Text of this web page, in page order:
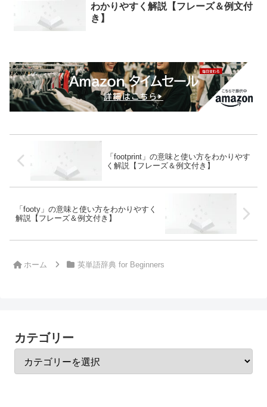
わかりやすく解説【フレーズ＆例文付
き】
「footprint」の意味と使い方をわかりやす
く解説【フレーズ＆例文付き】
「footy」の意味と使い方をわかりやすく
解説【フレーズ＆例文付き】
ホーム 英単語辞典 for Beginners
カテゴリー